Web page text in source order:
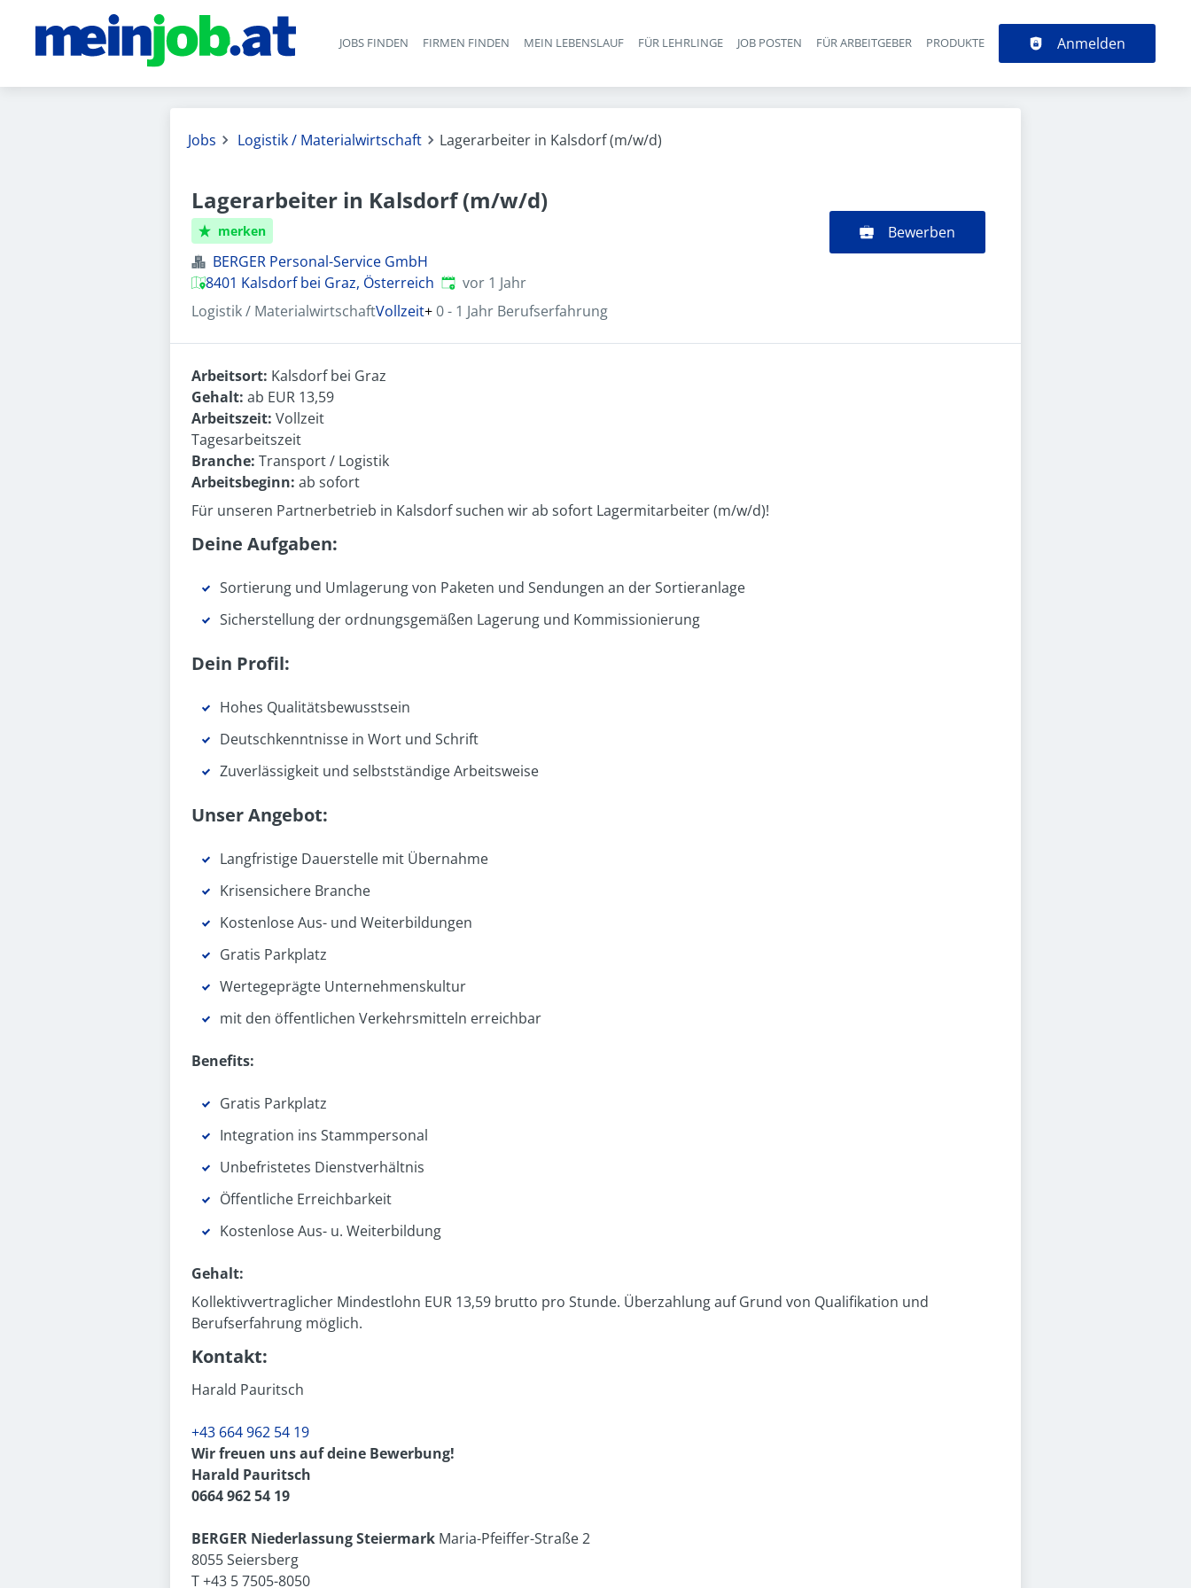
Haupt-Navigation
JOBS FINDEN FIRMEN FINDEN MEIN LEBENSLAUF FÜR LEHRLINGE JOB POSTEN FÜR ARBEITGEBER PRODUKTE Anmelden
Jobs Logistik / Materialwirtschaft Lagerarbeiter in Kalsdorf (m/w/d)
Lagerarbeiter in Kalsdorf (m/w/d)
merken
BERGER Personal-Service GmbH
8401 Kalsdorf bei Graz, Österreich Veröffentlicht
vor 1 Jahr
Logistik / MaterialwirtschaftVollzeit+0 - 1 Jahr Berufserfahrung
Bewerben
Arbeitsort: Kalsdorf bei Graz
Gehalt: ab EUR 13,59
Arbeitszeit: Vollzeit
Tagesarbeitszeit
Branche: Transport / Logistik
Arbeitsbeginn: ab sofort
Für unseren Partnerbetrieb in Kalsdorf suchen wir ab sofort Lagermitarbeiter (m/w/d)!
Deine Aufgaben:
Sortierung und Umlagerung von Paketen und Sendungen an der Sortieranlage
Sicherstellung der ordnungsgemäßen Lagerung und Kommissionierung
Dein Profil:
Hohes Qualitätsbewusstsein
Deutschkenntnisse in Wort und Schrift
Zuverlässigkeit und selbstständige Arbeitsweise
Unser Angebot:
Langfristige Dauerstelle mit Übernahme
Krisensichere Branche
Kostenlose Aus- und Weiterbildungen
Gratis Parkplatz
Wertegeprägte Unternehmenskultur
mit den öffentlichen Verkehrsmitteln erreichbar
Benefits:
Gratis Parkplatz
Integration ins Stammpersonal
Unbefristetes Dienst­verhältnis
Öffentliche Erreichbarkeit
Kostenlose Aus- u. Weiterbildung
Gehalt:
Kollektivvertraglicher Mindestlohn EUR 13,59 brutto pro Stunde. Überzahlung auf Grund von Qualifikation und
Berufserfahrung möglich.
Kontakt:
Harald Pauritsch
+43 664 962 54 19
Wir freuen uns auf deine Bewerbung!
Harald Pauritsch
0664 962 54 19
BERGER Niederlassung Steiermark Maria-Pfeiffer-Straße 2
8055 Seiersberg
T +43 5 7505-8050